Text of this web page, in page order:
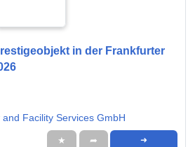
in der Frankfurter
Facility Services GmbH
★ ➦ ➜